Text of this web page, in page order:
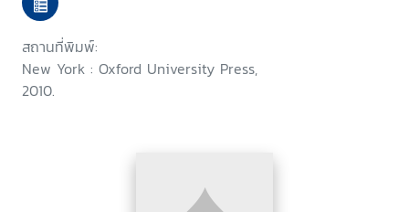
สถานที่พิมพ์:
New York : Oxford University Press,
2010.